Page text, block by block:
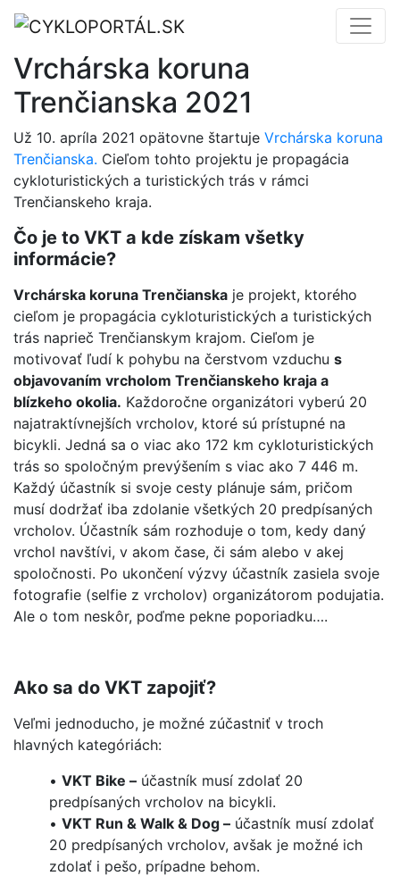
Vrchárska koruna
Trenčianska 2021
Už 10. apríla 2021 opätovne štartuje Vrchárska koruna
Trenčianska. Cieľom tohto projektu je propagácia
cykloturistických a turistických trás v rámci
Trenčianskeho kraja.
Čo je to VKT a kde získam všetky
informácie?
Vrchárska koruna Trenčianska je projekt, ktorého
cieľom je propagácia cykloturistických a turistických
trás naprieč Trenčianskym krajom. Cieľom je
motivovať ľudí k pohybu na čerstvom vzduchu s
objavovaním vrcholom Trenčianskeho kraja a
blízkeho okolia. Každoročne organizátori vyberú 20
najatraktívnejších vrcholov, ktoré sú prístupné na
bicykli. Jedná sa o viac ako 172 km cykloturistických
trás so spoločným prevýšením s viac ako 7 446 m.
Každý účastník si svoje cesty plánuje sám, pričom
musí dodržať iba zdolanie všetkých 20 predpísaných
vrcholov. Účastník sám rozhoduje o tom, kedy daný
vrchol navštívi, v akom čase, či sám alebo v akej
spoločnosti. Po ukončení výzvy účastník zasiela svoje
fotografie (selfie z vrcholov) organizátorom podujatia.
Ale o tom neskôr, poďme pekne poporiadku….
Ako sa do VKT zapojiť?
Veľmi jednoducho, je možné zúčastniť v troch
hlavných kategóriách:
• VKT Bike – účastník musí zdolať 20
predpísaných vrcholov na bicykli.
• VKT Run & Walk & Dog – účastník musí zdolať
20 predpísaných vrcholov, avšak je možné ich
zdolať i pešo, prípadne behom.